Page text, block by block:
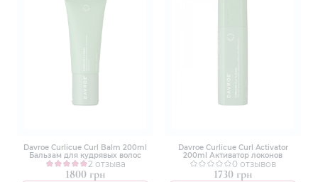
Davroe Curlicue Curl Balm 200ml
Бальзам для кудрявых волос
2 отзыва
1800 грн
Davroe Curlicue Curl Activator
200ml Активатор локонов
0 отзывов
1730 грн